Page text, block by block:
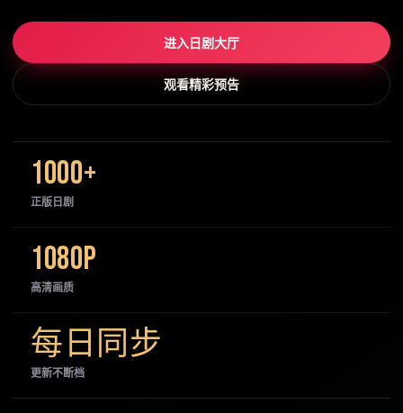
进入日剧大厅
观看精彩预告
1000+
正版日剧
1080P
高清画质
每日同步
更新不断档